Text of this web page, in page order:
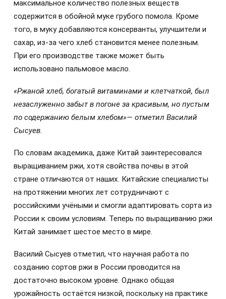
максимальное количество полезных веществ
содержится в обойной муке грубого помола. Кроме
того, в муку добавляются консерванты, улучшители и
сахар, из-за чего хлеб становится менее полезным.
При его производстве также может быть
использовано пальмовое масло.
«Ржаной хлеб, богатый витаминами и клетчаткой, был
незаслуженно забыт в погоне за красивым, но пустым
по содержанию белым хлебом»— отметил Василий
Сысуев.
По словам академика, даже Китай заинтересовался
выращиванием ржи, хотя свойства почвы в этой
стране отличаются от наших. Китайские специалисты
на протяжении многих лет сотрудничают с
российскими учёными и смогли адаптировать сорта из
России к своим условиям. Теперь по выращиванию ржи
Китай занимает шестое место в мире.
Василий Сысуев отметил, что научная работа по
созданию сортов ржи в России проводится на
достаточно высоком уровне. Однако общая
урожайность остаётся низкой, поскольку на практике